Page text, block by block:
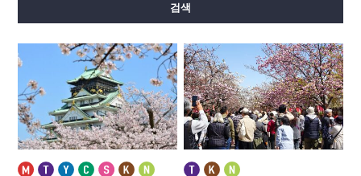
사카이스지선
이마자토스지선 뉴트램
검색